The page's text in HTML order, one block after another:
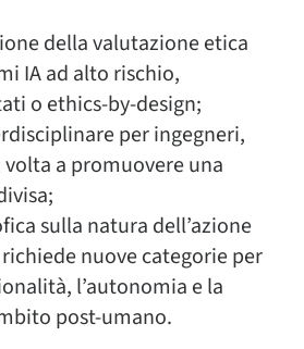
della valutazione etica
IA ad alto rischio,
o ethics-by-design;
per ingegneri,
a promuovere una
sulla natura dell’azione
nuove categorie per
l’autonomia e la
post-umano.